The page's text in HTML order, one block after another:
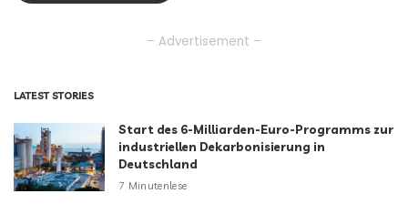
– Advertisement –
LATEST STORIES
Start des 6-Milliarden-Euro-Programms zur
industriellen Dekarbonisierung in
Deutschland
7 Minutenlese